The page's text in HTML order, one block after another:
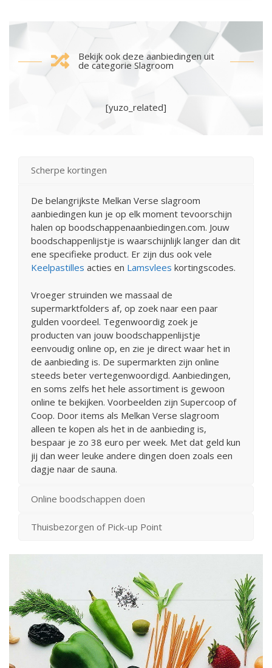
Bekijk ook deze aanbiedingen uit
de categorie Slagroom
[yuzo_related]
Scherpe kortingen
De belangrijkste Melkan Verse slagroom
aanbiedingen kun je op elk moment tevoorschijn
halen op boodschappenaanbiedingen.com. Jouw
boodschappenlijstje is waarschijnlijk langer dan dit
ene specifieke product. Er zijn dus ook vele
Keelpastilles acties en Lamsvlees kortingscodes.
Vroeger struinden we massaal de
supermarktfolders af, op zoek naar een paar
gulden voordeel. Tegenwoordig zoek je
producten van jouw boodschappenlijstje
eenvoudig online op, en zie je direct waar het in
de aanbieding is. De supermarkten zijn online
steeds beter vertegenwoordigd. Aanbiedingen,
en soms zelfs het hele assortiment is gewoon
online te bekijken. Voorbeelden zijn Supercoop of
Coop. Door items als Melkan Verse slagroom
alleen te kopen als het in de aanbieding is,
bespaar je zo 38 euro per week. Met dat geld kun
jij dan weer leuke andere dingen doen zoals een
dagje naar de sauna.
Online boodschappen doen
Thuisbezorgen of Pick-up Point